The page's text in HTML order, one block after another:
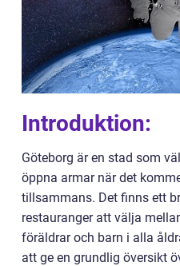
Introduktion:
Göteborg är en stad som
öppna armar när det
tillsammans. Det finns ett
restauranger att välja
föräldrar och barn i alla
att ge en grundlig översikt